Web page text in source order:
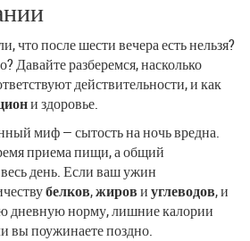
что после шести вечера есть нельзя?
Давайте разберемся, насколько
действительности, и как
и здоровье.
миф — сытость на ночь вредна.
приема пищи, а общий
день. Если ваш ужин
белков,жировиуглеводов, и
дневную норму, лишние калории
вы поужинаете поздно.